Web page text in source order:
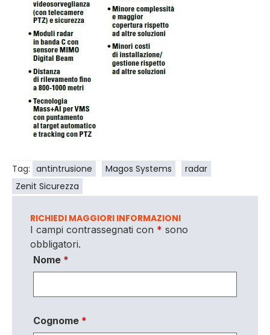
Tag: antintrusione Magos Systems
radar
Zenit Sicurezza
RICHIEDI MAGGIORI INFORMAZIONI
I campi contrassegnati con * sono
obbligatori.
Nome *
Cognome *